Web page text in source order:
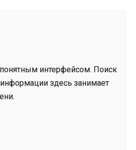
интерфейсом. Поиск
здесь занимает